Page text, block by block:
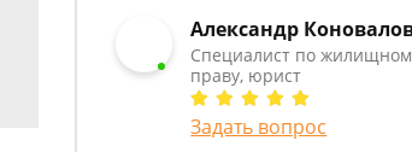
Александр
Специалист по
праву, юрист
Задать вопрос